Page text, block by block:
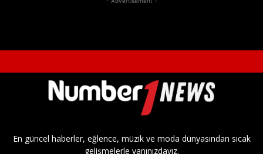
En güncel haberler, eğlence, müzik ve moda dünyasından sıcak
gelişmelerle yanınızdayız.